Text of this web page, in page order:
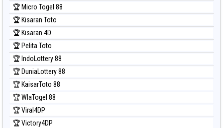
Prediksi Sao Paulo
Prediksi Singapore
Prediksi Sydney
Prediksi Sydney Lottery
Prediksi Sydney Lottery 6d
Prediksi Sydney Lotto
Prediksi Sydney Pools 6d
Prediksi Taipei
Prediksi Taiwan
🏆 Micro Togel 88
🏆 Kisaran Toto
🏆 Kisaran 4D
🏆 Pelita Toto
🏆 IndoLottery 88
🏆 DuniaLottery 88
🏆 KaisarToto 88
🏆 WlaTogel 88
🏆 Viral4DP
🏆 Victory4DP